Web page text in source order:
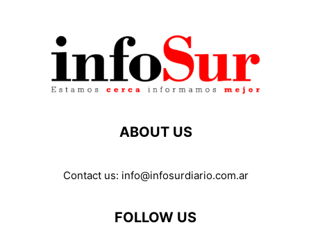
ABOUT US
Contact us: info@infosurdiario.com.ar
FOLLOW US